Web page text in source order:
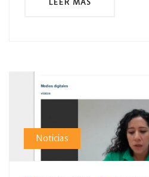
LEER MÁS
Noticias